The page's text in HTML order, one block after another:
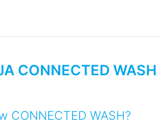
CONNECTED WASH
CONNECTED WASH?